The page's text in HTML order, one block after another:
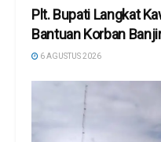
Plt. Bupati Langkat
Bantuan Korban
6 AGUSTUS 2026